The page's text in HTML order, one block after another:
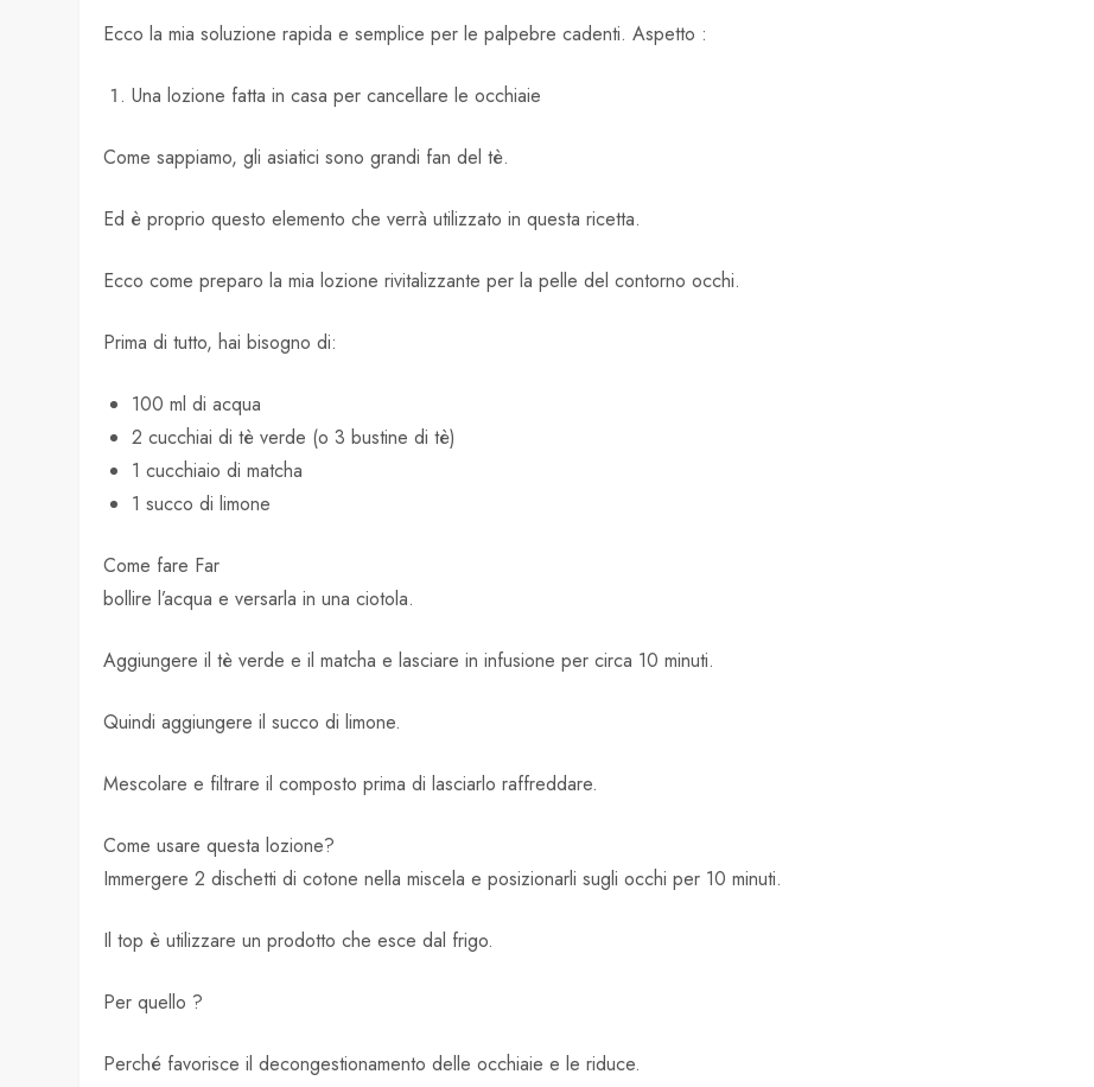
Ecco la mia soluzione rapida e semplice per le palpebre cadenti. Aspetto :
Una lozione fatta in casa per cancellare le occhiaie
Come sappiamo, gli asiatici sono grandi fan del tè.
Ed è proprio questo elemento che verrà utilizzato in questa ricetta.
Ecco come preparo la mia lozione rivitalizzante per la pelle del contorno occhi.
Prima di tutto, hai bisogno di:
100 ml di acqua
2 cucchiai di tè verde (o 3 bustine di tè)
1 cucchiaio di matcha
1 succo di limone
Come fare Far
bollire l’acqua e versarla in una ciotola.
Aggiungere il tè verde e il matcha e lasciare in infusione per circa 10 minuti.
Quindi aggiungere il succo di limone.
Mescolare e filtrare il composto prima di lasciarlo raffreddare.
Come usare questa lozione?
Immergere 2 dischetti di cotone nella miscela e posizionarli sugli occhi per 10 minuti.
Il top è utilizzare un prodotto che esce dal frigo.
Per quello ?
Perché favorisce il decongestionamento delle occhiaie e le riduce.